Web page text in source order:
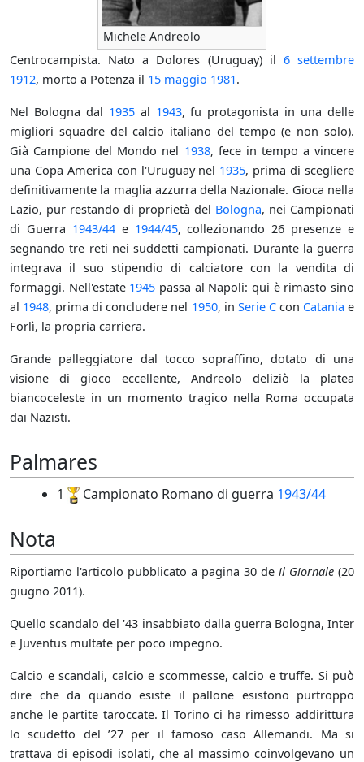
Michele Andreolo
Centrocampista. Nato a Dolores (Uruguay) il 6 settembre
1912, morto a Potenza il 15 maggio 1981.
Nel Bologna dal 1935al 1943, fu protagonista in una delle
migliori squadre del calcio italiano del tempo (e non solo).
Già Campione del Mondo nel 1938, fece in tempo a vincere
una Copa America con l'Uruguay nel 1935, prima di scegliere
definitivamente la maglia azzurra della Nazionale. Gioca nella
Lazio, pur restando di proprietà del Bologna, nei Campionati
di Guerra 1943/44e 1944/45, collezionando 26 presenze e
segnando tre reti nei suddetti campionati. Durante la guerra
integrava il suo stipendio di calciatore con la vendita di
formaggi. Nell'estate 1945 passa al Napoli: qui è rimasto sino
al 1948, prima di concludere nel 1950, in Serie Ccon Catania e
Forlì, la propria carriera.
Grande palleggiatore dal tocco sopraffino, dotato di una
visione di gioco eccellente, Andreolo deliziò la platea
biancoceleste in un momento tragico nella Roma occupata
dai Nazisti.
Palmares
1 Campionato Romano di guerra 1943/44
Nota
Riportiamo l'articolo pubblicato a pagina 30 de il Giornale (20
giugno 2011).
Quello scandalo del '43 insabbiato dalla guerra Bologna, Inter
e Juventus multate per poco impegno.
Calcio e scandali, calcio e scommesse, calcio e truffe. Si può
dire che da quando esiste il pallone esistono purtroppo
anche le partite taroccate. Il Torino ci ha rimesso addirittura
lo scudetto del ’27 per il famoso caso Allemandi. Ma si
trattava di episodi isolati, che al massimo coinvolgevano un